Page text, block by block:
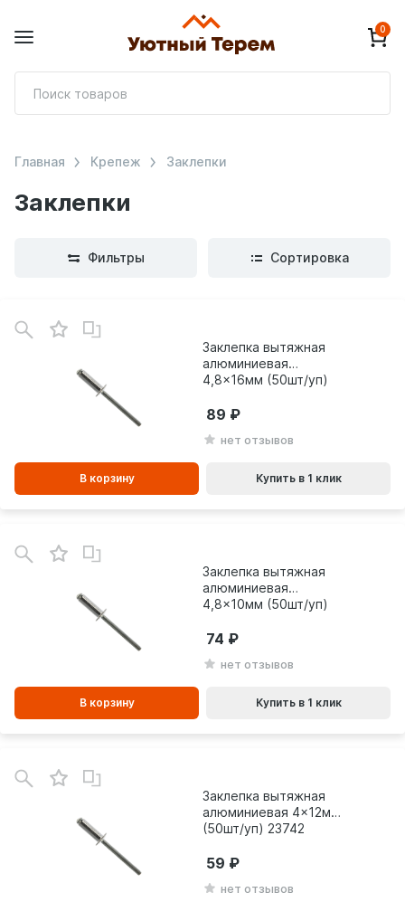
0
Заклепки
Главная Крепеж Заклепки
Фильтры Сортировка
Заклепка вытяжная
алюминиевая
4,8x16мм (50шт/уп)
нет отзывов
89
В корзину Купить в 1 клик
Заклепка вытяжная
алюминиевая
4,8x10мм (50шт/уп)
нет отзывов
74
В корзину Купить в 1 клик
Заклепка вытяжная
алюминиевая 4x12мм
(50шт/уп) 23742
нет отзывов
59